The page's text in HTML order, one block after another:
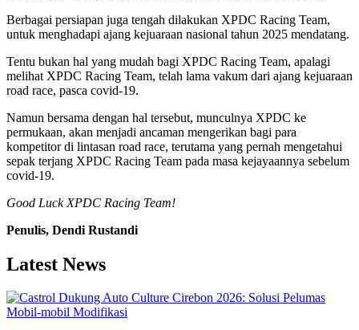
Berbagai persiapan juga tengah dilakukan XPDC Racing Team,
untuk menghadapi ajang kejuaraan nasional tahun 2025 mendatang.
Tentu bukan hal yang mudah bagi XPDC Racing Team, apalagi
melihat XPDC Racing Team, telah lama vakum dari ajang kejuaraan
road race, pasca covid-19.
Namun bersama dengan hal tersebut, munculnya XPDC ke
permukaan, akan menjadi ancaman mengerikan bagi para
kompetitor di lintasan road race, terutama yang pernah mengetahui
sepak terjang XPDC Racing Team pada masa kejayaannya sebelum
covid-19.
Good Luck XPDC Racing Team!
Penulis, Dendi Rustandi
Latest News